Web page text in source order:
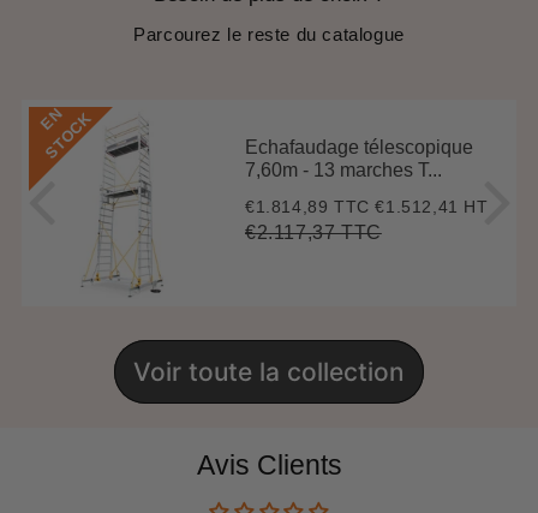
Parcourez le reste du catalogue
E
N
S
T
O
C
K
Echafaudage télescopique
7,60m - 13 marches T...
Prix
réduit
€1.814,89 TTC€1.814,89
€1.512,41 HT
Prix
€2.117,37 TTC€2.117,37
Voir toute la collection
Avis Clients